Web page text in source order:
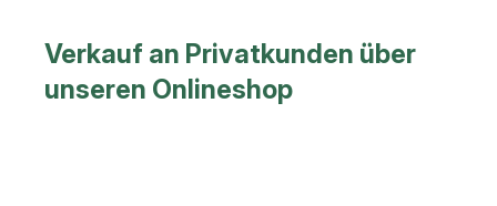
Verkauf an Privatkunden über
unseren Onlineshop